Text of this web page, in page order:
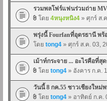
รวมพลโฟร์แฟนร่วมถ่าย
โดย 4หนุงหนิง4 » ศุกร์ ส.
พรุ่งนี้ Fourfanที่อุดรธานี พร้
โดย tong4 » ศุกร์ ส.ค. 03,
เม้าท์กระจาย ... อะไรคือที่
โดย tong4 » อังคาร ก.ค.
วันนี้ 8 กค.55 ชาวเชียงใหม่
โดย tong4 » อาทิตย์ ก.ค.